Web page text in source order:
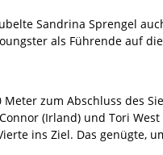
Sandrina Sprengel
als Führende auf
zum Abschluss des
(Irland) und Tori
ins Ziel. Das genügte,